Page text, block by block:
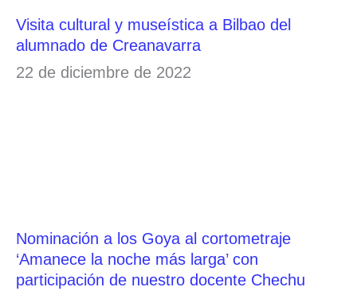
Visita cultural y museística a Bilbao del
alumnado de Creanavarra
22 de diciembre de 2022
Nominación a los Goya al cortometraje
‘Amanece la noche más larga’ con
participación de nuestro docente Chechu